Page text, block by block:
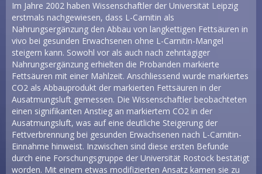
Im Jahre 2002 haben Wissenschaftler der Universität Leipzig
erstmals nachgewiesen, dass L-Carnitin als
Nahrungsergänzung den Abbau von langkettigen Fettsäuren in
vivo bei gesunden Erwachsenen ohne L-Carnitin-Mangel
steigern kann. Sowohl vor als auch nach zehntägiger
Nahrungsergänzung erhielten die Probanden markierte
Fettsäuren mit einer Mahlzeit. Anschliessend wurde markiertes
CO2 als Abbauprodukt der markierten Fettsäuren in der
Ausatmungsluft gemessen. Die Wissenschaftler beobachteten
einen signifikanten Anstieg an markiertem CO2 in der
Ausatmungsluft, was auf eine deutliche Steigerung der
Fettverbrennung bei gesunden Erwachsenen nach L-Carnitin-
Einnahme hinweist. Inzwischen sind diese ersten Befunde
durch eine Forschungsgruppe der Universität Rostock bestätigt
worden. Mit einem etwas modifizierten Ansatz kamen sie zu